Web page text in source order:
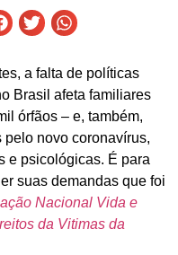
a falta de políticas
Brasil afeta familiares
órfãos – e, também,
novo coronavírus,
e psicológicas. É para
suas demandas que foi
Nacional Vida e
da Vitimas da